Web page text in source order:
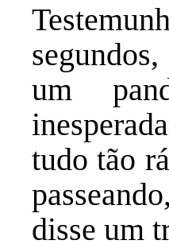
um
tudo tão
disse um